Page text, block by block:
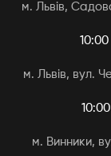
м. Львів,
м. Львів, вул.
м. Винники,